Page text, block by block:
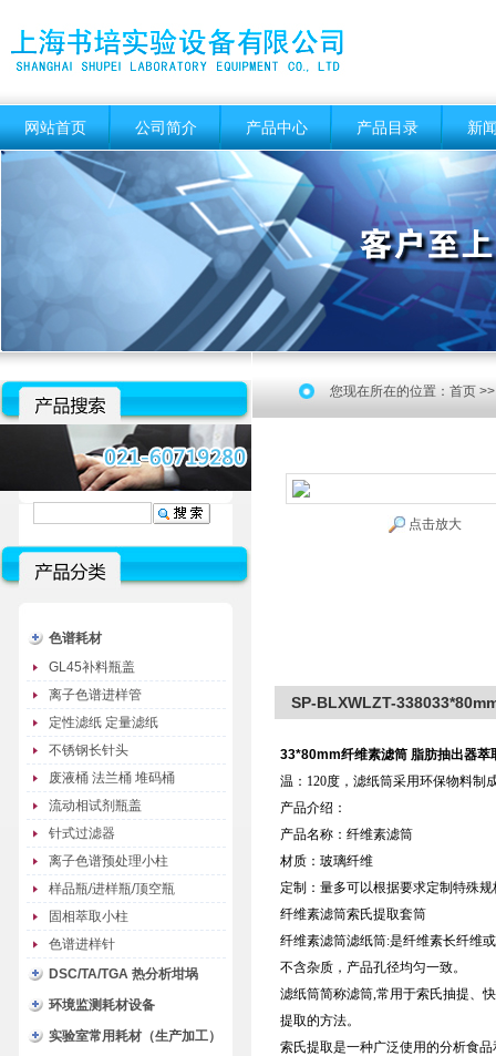
网站首页 公司简介 产品中心 产品目录 新
色谱耗材
GL45补料瓶盖
离子色谱进样管
定性滤纸 定量滤纸
不锈钢长针头
废液桶 法兰桶 堆码桶
流动相试剂瓶盖
针式过滤器
离子色谱预处理小柱
样品瓶/进样瓶/顶空瓶
固相萃取小柱
色谱进样针
DSC/TA/TGA 热分析坩埚
环境监测耗材设备
实验室常用耗材（生产加工）
您现在所在的位置： 首页
点击放大
SP-BLXWLZT-
33*80mm纤维素滤筒 脂肪抽出器萃
温：120度，滤纸筒采用环保物料制
产品介绍：
产品名称：纤维素滤筒
材质：玻璃纤维
定制：量多可以根据要求定制特殊规
纤维素滤筒索氏提取套筒
纤维素滤筒滤纸筒:是纤维素长纤维
不含杂质，产品孔径均匀一致。
滤纸筒简称滤筒,常用于索氏抽提、
提取的方法。
索氏提取是一种广泛使用的分析食